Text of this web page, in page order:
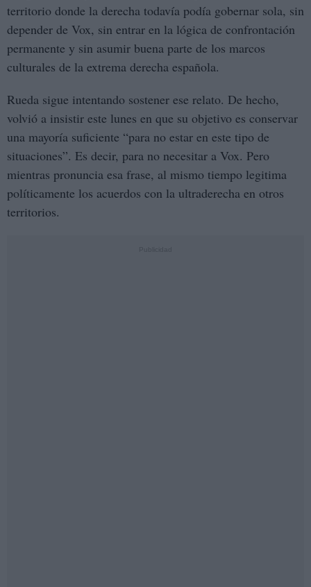
territorio donde la derecha todavía podía gobernar sola, sin
depender de Vox, sin entrar en la lógica de confrontación
permanente y sin asumir buena parte de los marcos
culturales de la extrema derecha española.
Rueda sigue intentando sostener ese relato. De hecho,
volvió a insistir este lunes en que su objetivo es conservar
una mayoría suficiente “para no estar en este tipo de
situaciones”. Es decir, para no necesitar a Vox. Pero
mientras pronuncia esa frase, al mismo tiempo legitima
políticamente los acuerdos con la ultraderecha en otros
territorios.